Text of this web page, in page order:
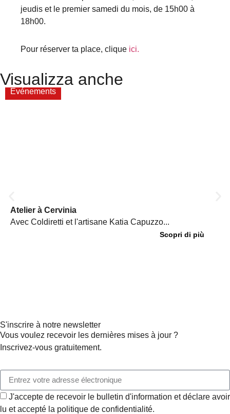
jeudis et le premier samedi du mois, de 15h00 à
18h00.
Pour réserver ta place, clique ici.
Visualizza anche
Evénements
Atelier à Cervinia
Avec Coldiretti et l'artisane Katia Capuzzo...
Scopri di più
S'inscrire à notre newsletter
Vous voulez recevoir les dernières mises à jour ?
Inscrivez-vous gratuitement.
J'accepte de recevoir le bulletin d'information et déclare avoir
lu et accepté la politique de confidentialité.